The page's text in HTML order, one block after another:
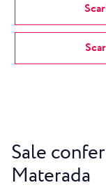
Sale
Materada